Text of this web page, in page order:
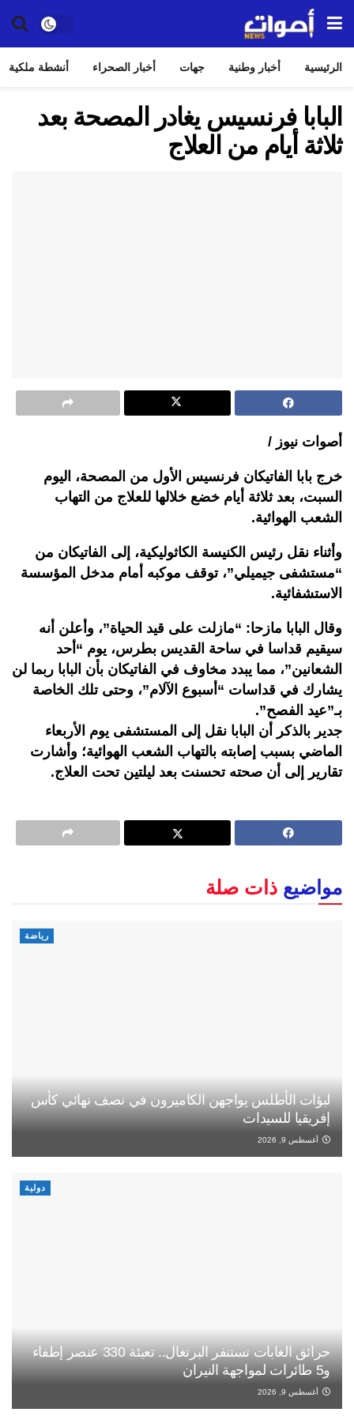
الرئيسية أخبار وطنية جهات أخبار الصحراء أنشطة ملكية
البابا فرنسيس يغادر المصحة بعد
ثلاثة أيام من العلاج
أصوات نيوز /
خرج بابا الفاتيكان فرنسيس الأول من المصحة، اليوم
السبت، بعد ثلاثة أيام خضع خلالها للعلاج من التهاب
الشعب الهوائية.
وأثناء نقل رئيس الكنيسة الكاثوليكية، إلى الفاتيكان من
“مستشفى جيميلي”، توقف موكبه أمام مدخل المؤسسة
الاستشفائية.
وقال البابا مازحا: “مازلت على قيد الحياة”، وأعلن أنه
سيقيم قداسا في ساحة القديس بطرس، يوم “أحد
الشعانين”، مما يبدد مخاوف في الفاتيكان بأن البابا ربما لن
يشارك في قداسات “أسبوع الآلام”، وحتى تلك الخاصة
بـ”عيد الفصح”.
جدير بالذكر أن البابا نقل إلى المستشفى يوم الأربعاء
الماضي بسبب إصابته بالتهاب الشعب الهوائية؛ وأشارت
تقارير إلى أن صحته تحسنت بعد ليلتين تحت العلاج.
مواضيع ذات صلة
رياضة
لبؤات الأطلس يواجهن الكاميرون في نصف نهائي كأس
إفريقيا للسيدات
أغسطس 9, 2026
دولية
حرائق الغابات تستنفر البرتغال.. تعبئة 330 عنصر إطفاء
و5 طائرات لمواجهة النيران
أغسطس 9, 2026